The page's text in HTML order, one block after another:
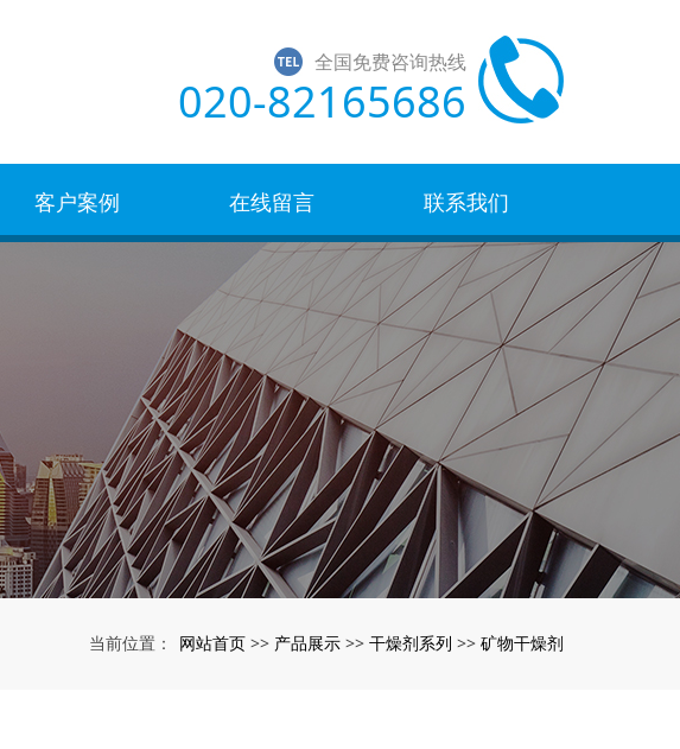
全国免费咨询热线
020-82165686
客户案例 在线留言 联系我们
当前位置： 网站首页 >> 产品展示 >> 干燥剂系列 >> 矿物干燥剂